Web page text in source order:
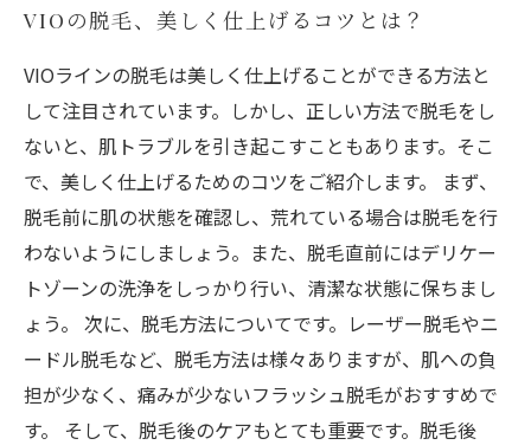
VIOの脱毛、美しく仕上げるコツとは？
VIOラインの脱毛は美しく仕上げることができる方法と
して注目されています。しかし、正しい方法で脱毛をし
ないと、肌トラブルを引き起こすこともあります。そこ
で、美しく仕上げるためのコツをご紹介します。 まず、
脱毛前に肌の状態を確認し、荒れている場合は脱毛を行
わないようにしましょう。また、脱毛直前にはデリケー
トゾーンの洗浄をしっかり行い、清潔な状態に保ちまし
ょう。 次に、脱毛方法についてです。レーザー脱毛やニ
ードル脱毛など、脱毛方法は様々ありますが、肌への負
担が少なく、痛みが少ないフラッシュ脱毛がおすすめで
す。 そして、脱毛後のケアもとても重要です。脱毛後